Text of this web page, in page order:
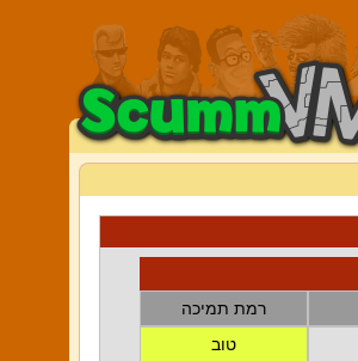
רמת תמיכה
טוב